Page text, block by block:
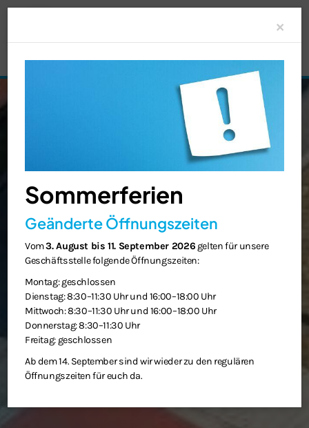
×
Sommerferien
Geänderte Öffnungszeiten
Vom3. August bis 11. September 2026 gelten für unsere
Geschäftsstelle folgende Öffnungszeiten:
Montag: geschlossen
Dienstag: 8:30–11:30 Uhr und 16:00–18:00 Uhr
Mittwoch: 8:30–11:30 Uhr und 16:00–18:00 Uhr
Donnerstag: 8:30–11:30 Uhr
Freitag: geschlossen
Ab dem 14. September sind wir wieder zu den regulären
Öffnungszeiten für euch da.